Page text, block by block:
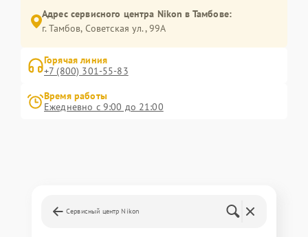
Адрес сервисного центра Nikon в Тамбове:
г. Тамбов, Советская ул., 99А
Горячая линия
+7 (800) 301-55-83
Время работы
Ежедневно с 9:00 до 21:00
Сервисный центр Nikon